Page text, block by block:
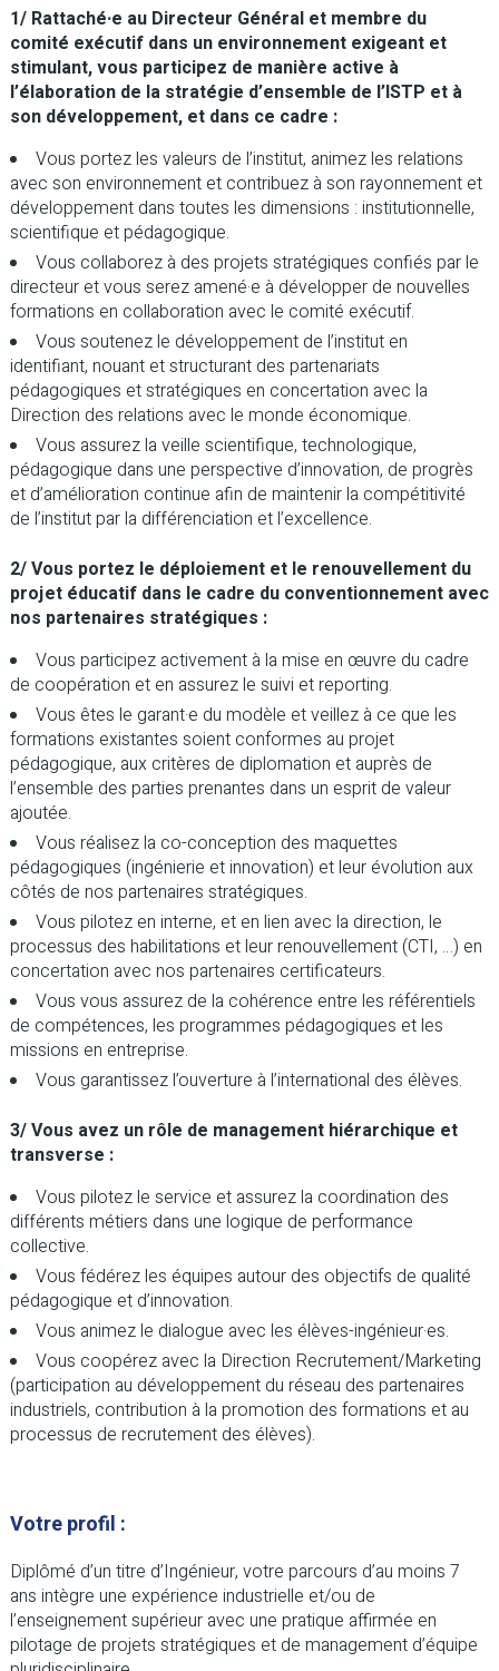
1/ Rattaché·e au Directeur Général et membre du
comité exécutif dans un environnement exigeant et
stimulant, vous participez de manière active à
l’élaboration de la stratégie d’ensemble de l’ISTP et à
son développement, et dans ce cadre :
Vous portez les valeurs de l’institut, animez les relations
avec son environnement et contribuez à son rayonnement et
développement dans toutes les dimensions : institutionnelle,
scientifique et pédagogique.
Vous collaborez à des projets stratégiques confiés par le
directeur et vous serez amené·e à développer de nouvelles
formations en collaboration avec le comité exécutif.
Vous soutenez le développement de l’institut en
identifiant, nouant et structurant des partenariats
pédagogiques et stratégiques en concertation avec la
Direction des relations avec le monde économique.
Vous assurez la veille scientifique, technologique,
pédagogique dans une perspective d’innovation, de progrès
et d’amélioration continue afin de maintenir la compétitivité
de l’institut par la différenciation et l’excellence.
2/ Vous portez le déploiement et le renouvellement du
projet éducatif dans le cadre du conventionnement avec
nos partenaires stratégiques :
Vous participez activement à la mise en œuvre du cadre
de coopération et en assurez le suivi et reporting.
Vous êtes le garant·e du modèle et veillez à ce que les
formations existantes soient conformes au projet
pédagogique, aux critères de diplomation et auprès de
l’ensemble des parties prenantes dans un esprit de valeur
ajoutée.
Vous réalisez la co-conception des maquettes
pédagogiques (ingénierie et innovation) et leur évolution aux
côtés de nos partenaires stratégiques.
Vous pilotez en interne, et en lien avec la direction, le
processus des habilitations et leur renouvellement (CTI, …) en
concertation avec nos partenaires certificateurs.
Vous vous assurez de la cohérence entre les référentiels
de compétences, les programmes pédagogiques et les
missions en entreprise.
Vous garantissez l’ouverture à l’international des élèves.
3/ Vous avez un rôle de management hiérarchique et
transverse :
Vous pilotez le service et assurez la coordination des
différents métiers dans une logique de performance
collective.
Vous fédérez les équipes autour des objectifs de qualité
pédagogique et d’innovation.
Vous animez le dialogue avec les élèves-ingénieur·es.
Vous coopérez avec la Direction Recrutement/Marketing
(participation au développement du réseau des partenaires
industriels, contribution à la promotion des formations et au
processus de recrutement des élèves).
Votre profil :
Diplômé d’un titre d’Ingénieur, votre parcours d’au moins 7
ans intègre une expérience industrielle et/ou de
l’enseignement supérieur avec une pratique affirmée en
pilotage de projets stratégiques et de management d’équipe